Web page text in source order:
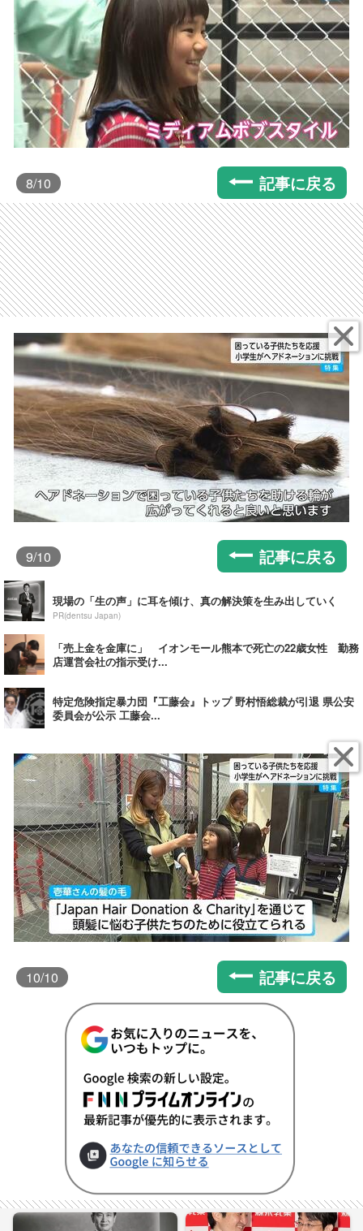
8/10 記事に戻る
9/10 記事に戻る
現場の「生の声」に耳を傾け、真の解決策を生み出していく
PR(dentsu Japan)
「売上金を金庫に」 イオンモール熊本で死亡の22歳女性 勤務
店運営会社の指示受け...
特定危険指定暴力団『工藤会』トップ 野村悟総裁が引退 県公安
委員会が公示 工藤会...
10/10 記事に戻る